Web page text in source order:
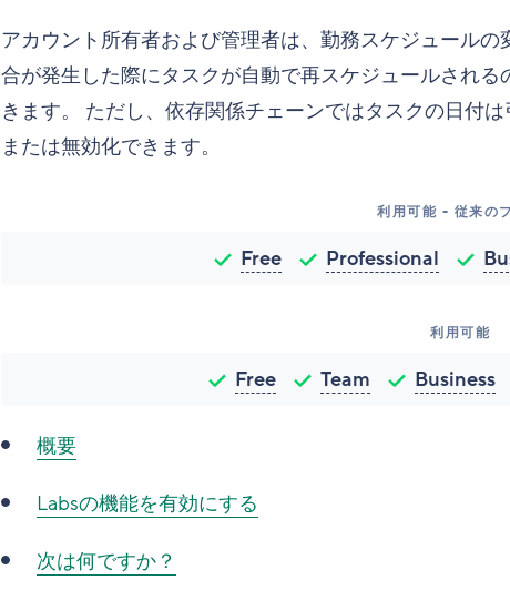
アカウント所有者および管理者は、勤務スケジュール
合が発生した際にタスクが自動で再スケジュールされ
きます。 ただし、依存関係チェーンではタスクの日付は
または無効化できます。
利用可能 - 従来の
Free Professional
利用可能
Free Team Business
概要
Labsの機能を有効にする
次は何ですか？